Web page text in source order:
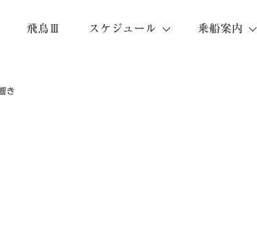
飛鳥Ⅲ スケジュール 乗船案内
き